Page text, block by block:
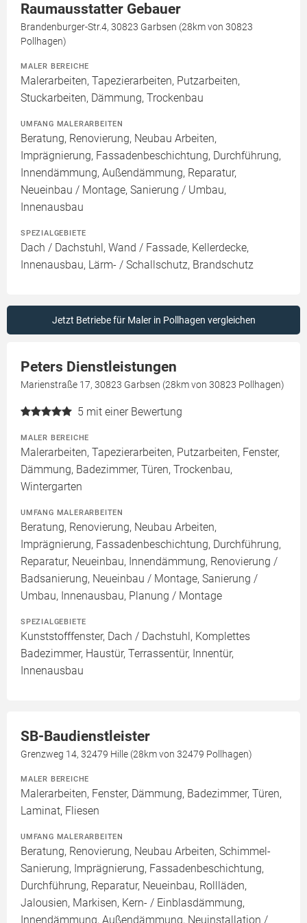
Raumausstatter Gebauer
Brandenburger-Str.4, 30823 Garbsen (28km von 30823
Pollhagen)
MALER BEREICHE
Malerarbeiten, Tapezierarbeiten, Putzarbeiten,
Stuckarbeiten, Dämmung, Trockenbau
UMFANG MALERARBEITEN
Beratung, Renovierung, Neubau Arbeiten,
Imprägnierung, Fassadenbeschichtung, Durchführung,
Innendämmung, Außendämmung, Reparatur,
Neueinbau / Montage, Sanierung / Umbau,
Innenausbau
SPEZIALGEBIETE
Dach / Dachstuhl, Wand / Fassade, Kellerdecke,
Innenausbau, Lärm- / Schallschutz, Brandschutz
Jetzt Betriebe für Maler in Pollhagen vergleichen
Peters Dienstleistungen
Marienstraße 17, 30823 Garbsen (28km von 30823 Pollhagen)
5 mit einer Bewertung
MALER BEREICHE
Malerarbeiten, Tapezierarbeiten, Putzarbeiten, Fenster,
Dämmung, Badezimmer, Türen, Trockenbau,
Wintergarten
UMFANG MALERARBEITEN
Beratung, Renovierung, Neubau Arbeiten,
Imprägnierung, Fassadenbeschichtung, Durchführung,
Reparatur, Neueinbau, Innendämmung, Renovierung /
Badsanierung, Neueinbau / Montage, Sanierung /
Umbau, Innenausbau, Planung / Montage
SPEZIALGEBIETE
Kunststofffenster, Dach / Dachstuhl, Komplettes
Badezimmer, Haustür, Terrassentür, Innentür,
Innenausbau
SB-Baudienstleister
Grenzweg 14, 32479 Hille (28km von 32479 Pollhagen)
MALER BEREICHE
Malerarbeiten, Fenster, Dämmung, Badezimmer, Türen,
Laminat, Fliesen
UMFANG MALERARBEITEN
Beratung, Renovierung, Neubau Arbeiten, Schimmel-
Sanierung, Imprägnierung, Fassadenbeschichtung,
Durchführung, Reparatur, Neueinbau, Rollläden,
Jalousien, Markisen, Kern- / Einblasdämmung,
Innendämmung, Außendämmung, Neuinstallation /